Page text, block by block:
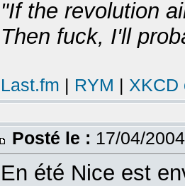
"If the revolution
Then fuck, I'll
Last.fm | RYM | XKCD
Posté le : 17/04/
En été Nice est